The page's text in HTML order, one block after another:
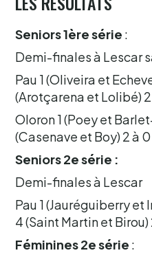
Seniors 1ère série :
Demi-finales à Lescar
Pau 1 (Oliveira et
(Arotçarena et Lolibé) 2
Oloron 1 (Poey et
(Casenave et Boy) 2 à 0
Seniors 2e série :
Demi-finales à Lescar
Pau 1 (Jauréguiberry
4 (Saint Martin et
Féminines 2e série :